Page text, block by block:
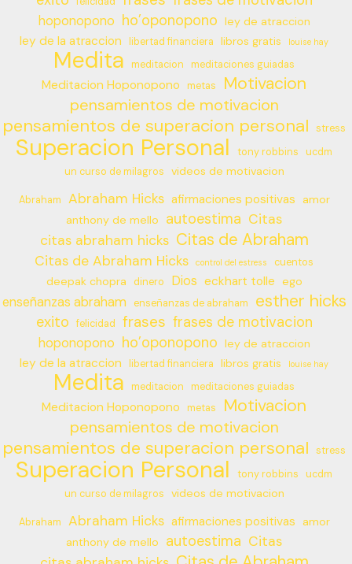
hoponopono ho’oponopono ley de atraccion
ley de la atraccion libertad financiera libros gratis louise hay
Medita meditacion meditaciones guiadas
Meditacion Hoponopono metas Motivacion
pensamientos de motivacion
pensamientos de superacion personal stress
Superacion Personal tony robbins
ucdm
un curso de milagros
videos de motivacion
Abraham Abraham Hicks afirmaciones positivas
amor
anthony de mello
autoestima Citas
citas abraham hicks Citas de Abraham
Citas de Abraham Hicks control del estress cuentos
deepak chopra dinero Dios eckhart tolle ego
enseñanzas abraham enseñanzas de abraham esther hicks
exito felicidad frases frases de motivacion
hoponopono ho’oponopono ley de atraccion
ley de la atraccion libertad financiera libros gratis louise hay
Medita meditacion meditaciones guiadas
Meditacion Hoponopono metas Motivacion
pensamientos de motivacion
pensamientos de superacion personal stress
Superacion Personal tony robbins
ucdm
un curso de milagros
videos de motivacion
Abraham Abraham Hicks afirmaciones positivas
amor
anthony de mello
autoestima Citas